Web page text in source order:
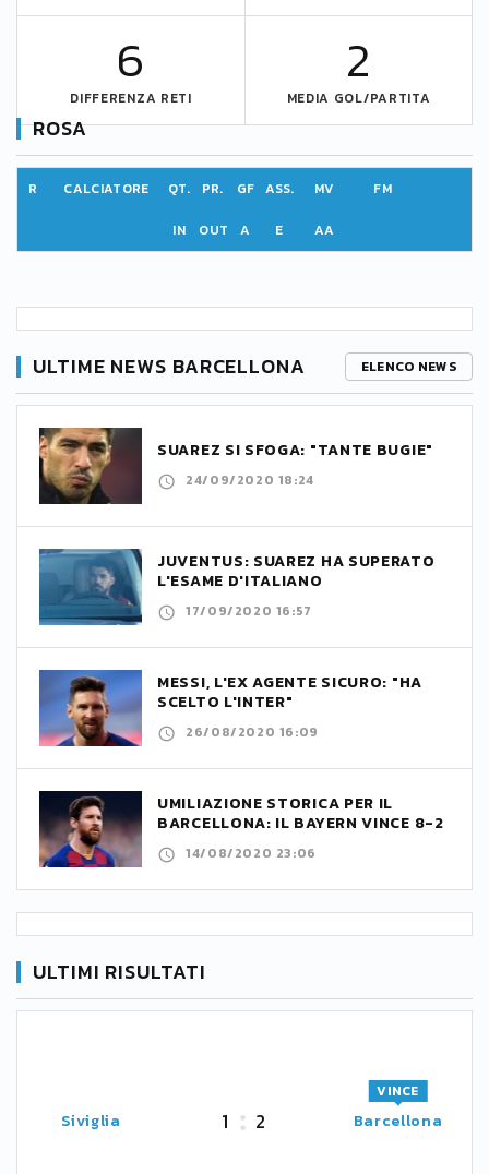
6
DIFFERENZA RETI
2
MEDIA GOL/PARTITA
ROSA
R CALCIATORE QT. PR. GF ASS. MV FM
IN OUT A E AA
ULTIME NEWS BARCELLONA ELENCO NEWS
SUAREZ SI SFOGA: "TANTE BUGIE"
24/09/2020 18:24
JUVENTUS: SUAREZ HA SUPERATO
L'ESAME D'ITALIANO
17/09/2020 16:57
MESSI, L'EX AGENTE SICURO: "HA
SCELTO L'INTER"
26/08/2020 16:09
UMILIAZIONE STORICA PER IL
BARCELLONA: IL BAYERN VINCE 8-2
14/08/2020 23:06
ULTIMI RISULTATI
Siviglia 1 2 Barcellona
VINCE